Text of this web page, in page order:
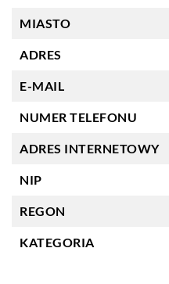
MIASTO
ADRES
E-MAIL
NUMER TELEFONU
ADRES INTERNETOWY
NIP
REGON
KATEGORIA